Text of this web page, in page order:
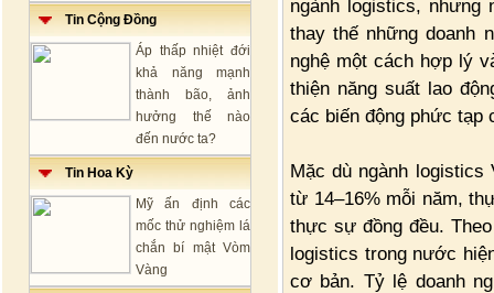
Tin Cộng Đồng
Áp thấp nhiệt đới
khả năng mạnh
thành bão, ảnh
hưởng thế nào
đến nước ta?
Tin Hoa Kỳ
Mỹ ấn định các
mốc thử nghiệm lá
chắn bí mật Vòm
Vàng
ngành logistics, nhưng
thay thế những doanh
nghệ một cách hợp lý
thiện năng suất lao
các biến động phức tạp
Mặc dù ngành
từ 14–16% mỗi năm,
thực sự đồng đều.
logistics trong nước
cơ bản. Tỷ lệ doanh